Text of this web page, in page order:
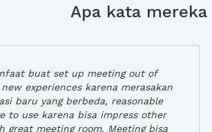
Apa kata mereka
buat set up meeting out of
experiences karena merasakan
baru yang berbeda, reasonable
to use karena bisa impress other
great meeting room. Meeting bisa